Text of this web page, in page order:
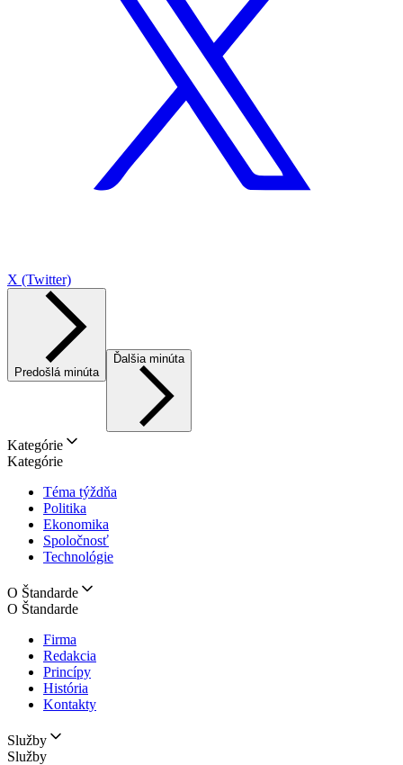
X (Twitter)
Predošlá minúta
Ďalšia minúta
Kategórie
Kategórie
Téma týždňa
Politika
Ekonomika
Spoločnosť
Technológie
O Štandarde
O Štandarde
Firma
Redakcia
Princípy
História
Kontakty
Služby
Služby